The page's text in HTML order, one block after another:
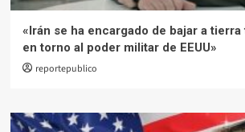
«Irán se ha encargado de bajar a tierra
en torno al poder militar de EEUU»
reportepublico